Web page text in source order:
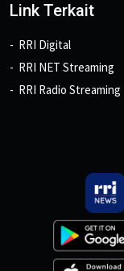
Link Terkait
RRI Digital
RRI NET Streaming
RRI Radio Streaming